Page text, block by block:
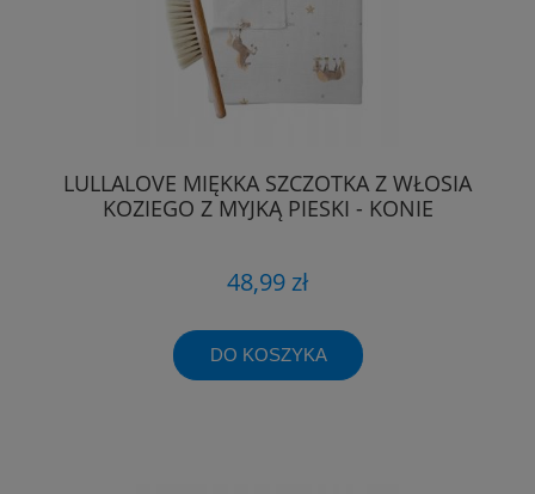
LULLALOVE MIĘKKA SZCZOTKA Z WŁOSIA
KOZIEGO Z MYJKĄ PIESKI - KONIE
48,99 zł
DO KOSZYKA